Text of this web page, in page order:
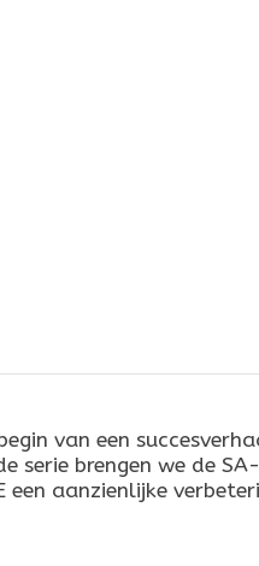
van een
brengen we de
aanzienlijke